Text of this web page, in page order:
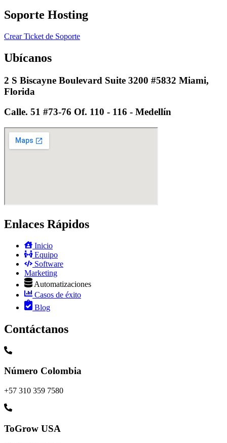
Soporte Hosting​
Crear Ticket de Soporte
Ubícanos
2 S Biscayne Boulevard Suite 3200 #5832 Miami,
Florida
Calle. 51 #73-76 Of. 110 - 116 - Medellín
Enlaces Rápidos
Inicio
Equipo
Software
Marketing
Automatizaciones
Casos de éxito
Blog
Contáctanos
Número Colombia
+57 310 359 7580
ToGrow USA